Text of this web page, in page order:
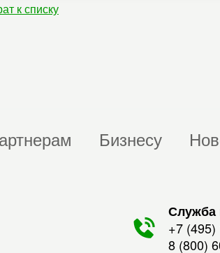
к списку
Бизнесу
Служба
+7
8 (800)